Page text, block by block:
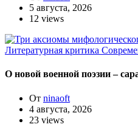
5 августа, 2026
12 views
Литературная критика
О новой военной поэзии –
От ninaoft
4 августа, 2026
23 views